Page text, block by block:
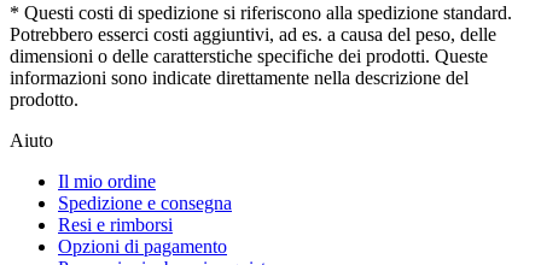
* Questi costi di spedizione si riferiscono alla spedizione standard.
Potrebbero esserci costi aggiuntivi, ad es. a causa del peso, delle
dimensioni o delle caratterstiche specifiche dei prodotti. Queste
informazioni sono indicate direttamente nella descrizione del
prodotto.
Aiuto
Il mio ordine
Spedizione e consegna
Resi e rimborsi
Opzioni di pagamento